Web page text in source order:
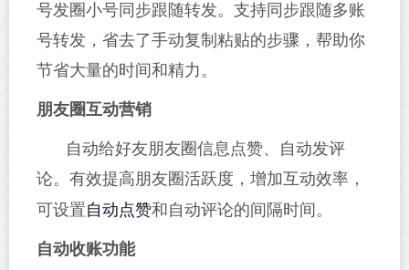
号发圈小号同步跟随转发。支持同步跟随多账
号转发，省去了手动复制粘贴的步骤，帮助你
节省大量的时间和精力。
朋友圈互动营销
自动给好友朋友圈信息点赞、自动发评
论。有效提高朋友圈活跃度，增加互动效率，
可设置自动点赞和自动评论的间隔时间。
自动收账功能